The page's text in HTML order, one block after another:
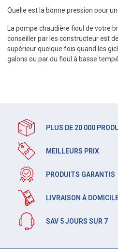
Quelle est la bonne pression pour
La pompe chaudière fioul de votre
conseiller par les constructeur est
supérieur quelque fois quand les
galons ou par du fioul à basse
PLUS DE 20 000
MEILLEURS PRIX
PRODUITS GARANTIS
LIVRAISON À
SAV 5 JOURS SUR 7